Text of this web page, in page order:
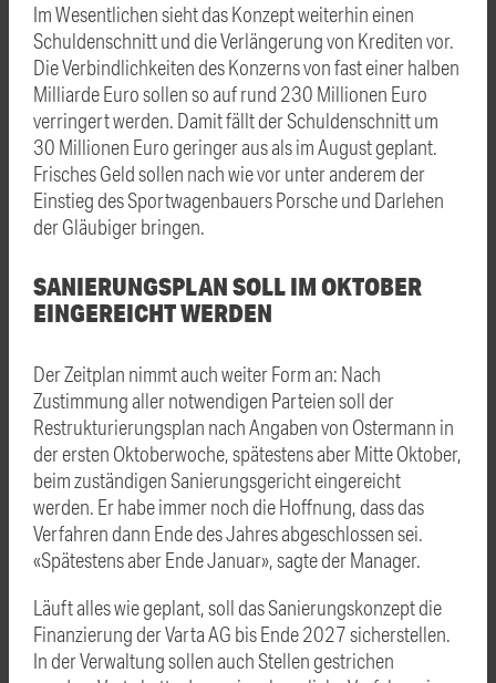
Im Wesentlichen sieht das Konzept weiterhin einen
Schuldenschnitt und die Verlängerung von Krediten vor.
Die Verbindlichkeiten des Konzerns von fast einer halben
Milliarde Euro sollen so auf rund 230 Millionen Euro
verringert werden. Damit fällt der Schuldenschnitt um
30 Millionen Euro geringer aus als im August geplant.
Frisches Geld sollen nach wie vor unter anderem der
Einstieg des Sportwagenbauers Porsche und Darlehen
der Gläubiger bringen.
SANIERUNGSPLAN SOLL IM OKTOBER
EINGEREICHT WERDEN
Der Zeitplan nimmt auch weiter Form an: Nach
Zustimmung aller notwendigen Parteien soll der
Restrukturierungsplan nach Angaben von Ostermann in
der ersten Oktoberwoche, spätestens aber Mitte Oktober,
beim zuständigen Sanierungsgericht eingereicht
werden. Er habe immer noch die Hoffnung, dass das
Verfahren dann Ende des Jahres abgeschlossen sei.
«Spätestens aber Ende Januar», sagte der Manager.
Läuft alles wie geplant, soll das Sanierungskonzept die
Finanzierung derVartaAG bis Ende 2027 sicherstellen.
In der Verwaltung sollen auch Stellen gestrichen